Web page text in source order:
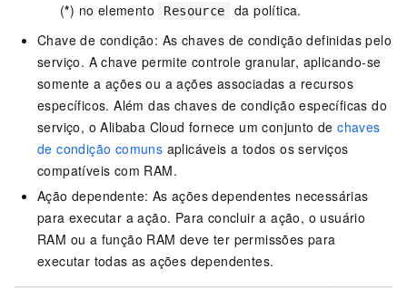
(*) no elemento Resource
da política.
Chave de condição: As chaves de condição definidas pelo
serviço. A chave permite controle granular, aplicando-se
somente a ações ou a ações associadas a recursos
específicos. Além das chaves de condição específicas do
serviço, o Alibaba Cloud fornece um conjunto dechaves
de condição comuns aplicáveis a todos os serviços
compatíveis com RAM.
Ação dependente: As ações dependentes necessárias
para executar a ação. Para concluir a ação, o usuário
RAM ou a função RAM deve ter permissões para
executar todas as ações dependentes.